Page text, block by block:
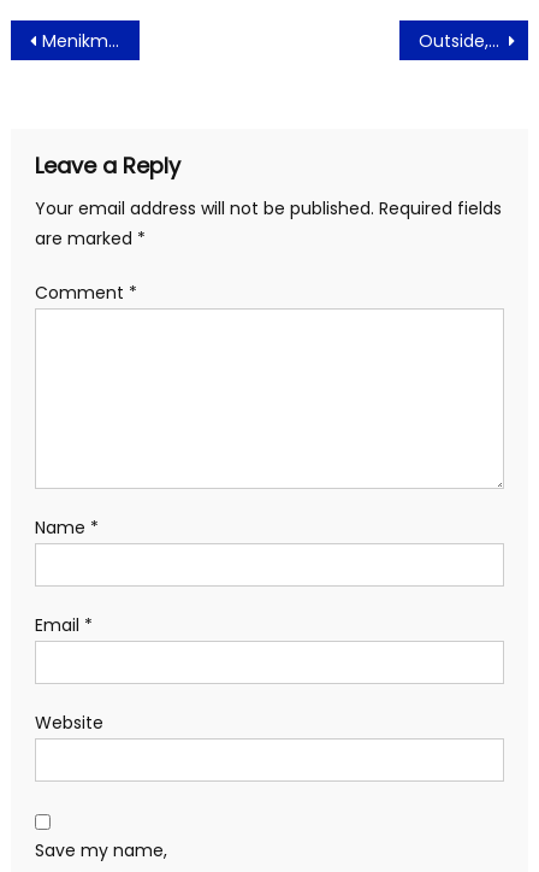
Post
navigation
Menikmati Ratusan Bunga Anggrek di ASTON Bogor Hotel and Resort Outside, Toko Gaya Hidup Luar Ruang Hadir di Plaza Indonesia
Leave a Reply
Your email address will not be published. Required fields
are marked *
Comment *
Name *
Email *
Website
Save my name,